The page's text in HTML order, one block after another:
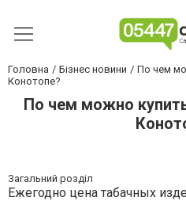
Головна Бізнес новини
По чем
Конотопе?
По чем можно
Загальний розділ
Ежегодно цена табачных